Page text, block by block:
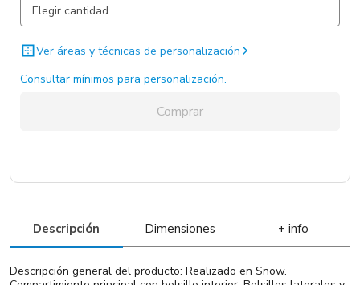
Ver áreas y técnicas de personalización
Consultar mínimos para personalización.
Comprar
Descripción Dimensiones + info
Descripción general del producto: Realizado en Snow.